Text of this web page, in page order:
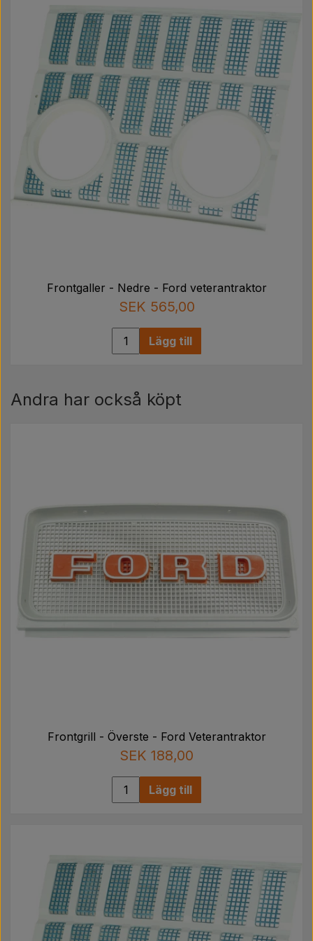
Frontgaller - Nedre - Ford veterantraktor
SEK 565,00
Lägg till
Andra har också köpt
Frontgrill - Överste - Ford Veterantraktor
SEK 188,00
Lägg till